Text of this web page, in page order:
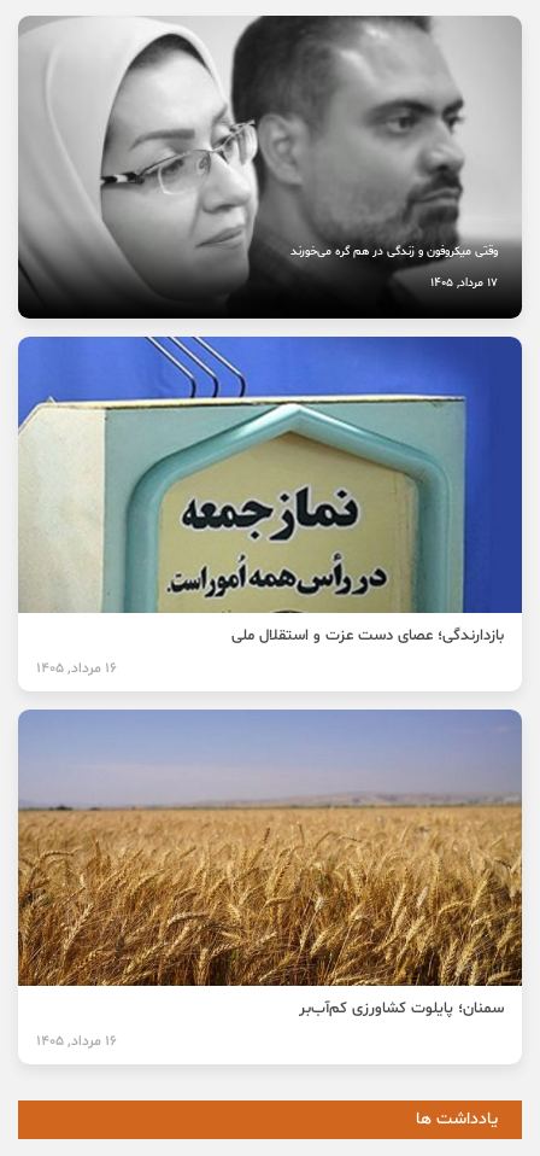
نخستین بیمارستان چشم‌پزشکی سمنان در مسیر بهره‌برداری
وقتی میکروفون و زندگی در هم گره می‌خورند
17 مرداد, 1405
بازدارندگی؛ عصای دست عزت و استقلال ملی
16 مرداد, 1405
سمنان؛ پایلوت کشاورزی کم‌آب‌بر
16 مرداد, 1405
یادداشت ها